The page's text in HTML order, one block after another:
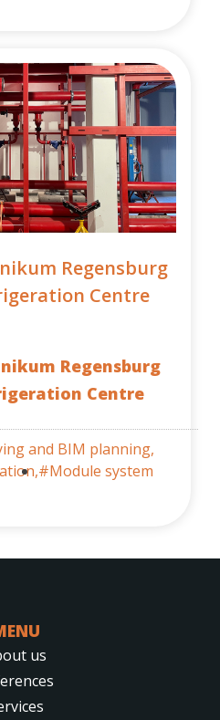
Regensburg
Centre
Regensburg
Centre
and BIM planning,
#Module system
us